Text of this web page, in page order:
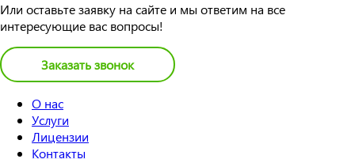
Или оставьте заявку на сайте и мы ответим на все
интересующие вас вопросы!
Заказать звонок
О нас
Услуги
Лицензии
Контакты